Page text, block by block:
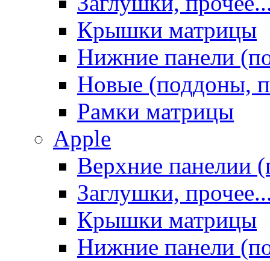
Крышки матрицы
Нижние панели
Новые (поддоны,
Рамки матрицы
Apple
Верхние панелии
Заглушки,
Крышки матрицы
Нижние панели